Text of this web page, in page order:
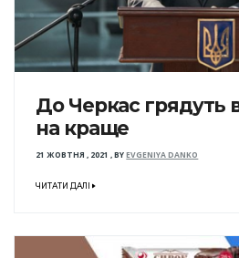
До Черкас грядуть
на краще
21 ЖОВТНЯ , 2021 ,BYEVGENIYA DANKO
ЧИТАТИ ДАЛІ